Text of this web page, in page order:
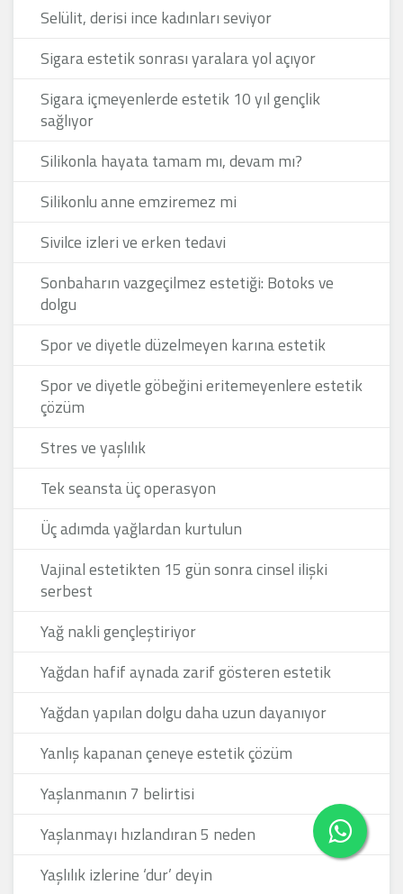
Selülit, derisi ince kadınları seviyor
Sigara estetik sonrası yaralara yol açıyor
Sigara içmeyenlerde estetik 10 yıl gençlik
sağlıyor
Silikonla hayata tamam mı, devam mı?
Silikonlu anne emziremez mi
Sivilce izleri ve erken tedavi
Sonbaharın vazgeçilmez estetiği: Botoks ve
dolgu
Spor ve diyetle düzelmeyen karına estetik
Spor ve diyetle göbeğini eritemeyenlere estetik
çözüm
Stres ve yaşlılık
Tek seansta üç operasyon
Üç adımda yağlardan kurtulun
Vajinal estetikten 15 gün sonra cinsel ilişki
serbest
Yağ nakli gençleştiriyor
Yağdan hafif aynada zarif gösteren estetik
Yağdan yapılan dolgu daha uzun dayanıyor
Yanlış kapanan çeneye estetik çözüm
Yaşlanmanın 7 belirtisi
Yaşlanmayı hızlandıran 5 neden
Yaşlılık izlerine ‘dur’ deyin